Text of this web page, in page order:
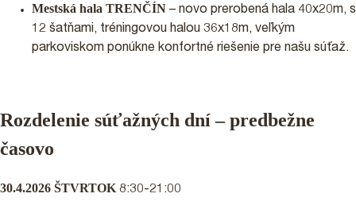
Mestská hala TRENČÍN – novo prerobená hala 40x20m, s
12 šatňami, tréningovou halou 36x18m, veľkým
parkoviskom ponúkne konfortné riešenie pre našu súťaž.
Rozdelenie súťažných dní – predbežne
časovo
30.4.2026 ŠTVRTOK8:30-21:00